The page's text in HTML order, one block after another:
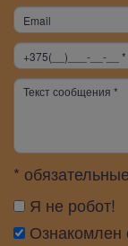
*
Я не робот!
Ознакомлен